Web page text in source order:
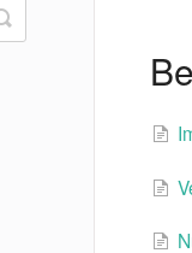
Toggle
Search